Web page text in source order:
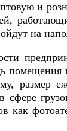
и
на
размер
как